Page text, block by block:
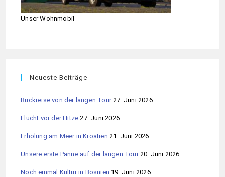
Unser Wohnmobil
Neueste Beiträge
Rückreise von der langen Tour 27. Juni 2026
Flucht vor der Hitze 27. Juni 2026
Erholung am Meer in Kroatien 21. Juni 2026
Unsere erste Panne auf der langen Tour 20. Juni 2026
Noch einmal Kultur in Bosnien 19. Juni 2026